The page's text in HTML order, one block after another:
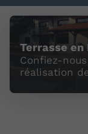
Terrasse en
Confiez-
réalisation
bois.